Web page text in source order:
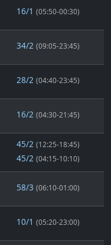
16/1 (05:50-00:30)
34/2 (09:05-23:45)
28/2 (04:40-23:45)
16/2 (04:30-21:45)
45/2 (12:25-18:45)
45/2 (04:15-10:10)
58/3 (06:10-01:00)
10/1 (05:20-23:00)